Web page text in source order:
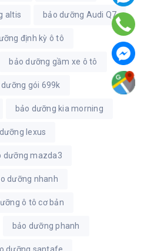
altis bảo dưỡng Audi Q7
định kỳ ô tô
bảo dưỡng gầm xe ô tô
dưỡng gói 699k
bảo dưỡng kia morning
lexus
dưỡng mazda3
dưỡng nhanh
ô tô cơ bản
bảo dưỡng phanh
dưỡng santafe